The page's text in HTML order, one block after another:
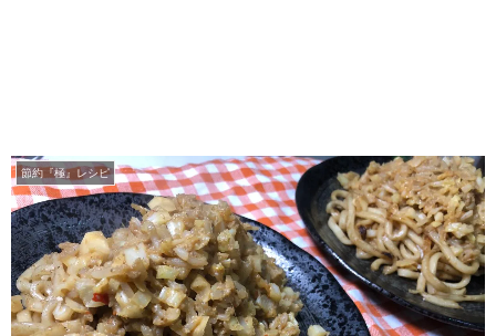
節約『極』レシピ